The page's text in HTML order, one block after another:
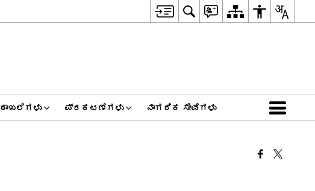
ದಾಖಲೆಗಳು ಪ್ರಕಟಣೆಗಳು ನಾಗರಿಕ ಸೇವೆಗಳು